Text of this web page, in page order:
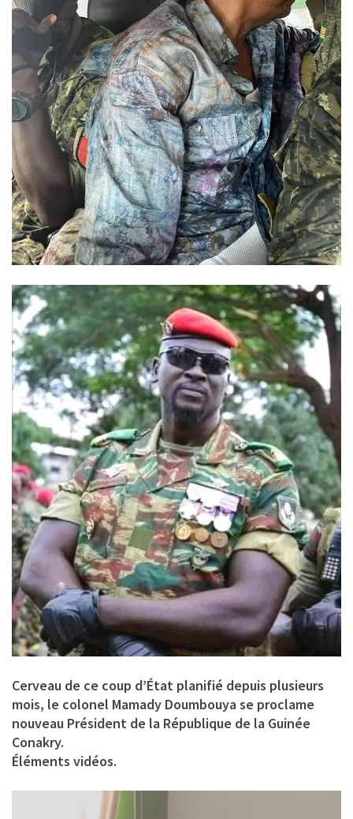
Cerveau de ce coup d’État planifié depuis plusieurs
mois, le colonel Mamady Doumbouyase proclame
nouveau Président de la République de la Guinée
Conakry.
Éléments vidéos.